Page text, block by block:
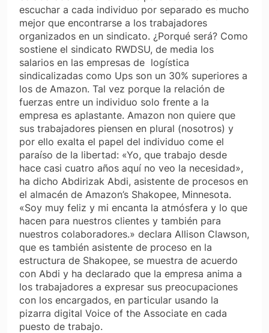
escuchar a cada individuo por separado es mucho
mejor que encontrarse a los trabajadores
organizados en un sindicato. ¿Porqué será? Como
sostiene el sindicato RWDSU, de media los
salarios en las empresas de logística
sindicalizadas como Ups son un 30% superiores a
los de Amazon. Tal vez porque la relación de
fuerzas entre un individuo solo frente a la
empresa es aplastante. Amazon non quiere que
sus trabajadores piensen en plural (nosotros) y
por ello exalta el papel del individuo come el
paraíso de la libertad: «Yo, que trabajo desde
hace casi cuatro años aquí no veo la necesidad»,
ha dicho Abdirizak Abdi, asistente de procesos en
el almacén de Amazon’s Shakopee, Minnesota.
«Soy muy feliz y mi encanta la atmósfera y lo que
hacen para nuestros clientes y también para
nuestros colaboradores.» declara Allison Clawson,
que es también asistente de proceso en la
estructura de Shakopee, se muestra de acuerdo
con Abdi y ha declarado que la empresa anima a
los trabajadores a expresar sus preocupaciones
con los encargados, en particular usando la
pizarra digital Voice of the Associate en cada
puesto de trabajo.